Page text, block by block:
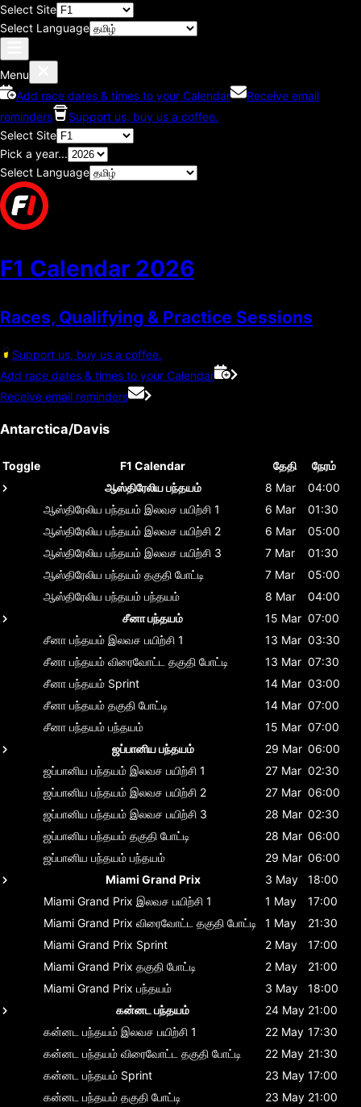
Select Site
Select Language
Menu
Add race dates & times to your Calendar
Receive email
reminders
Support us, buy us a coffee.
Select Site
Pick a year...
Select Language
F1 Calendar 2026
Races, Qualifying & Practice Sessions
Support us, buy us a coffee.
Add race dates & times to your Calendar
Receive email reminders
Antarctica/Davis
Toggle F1 Calendar தேதி
நேரம்
ஆஸ்திரேலிய பந்தயம்
8 Mar
04:00
ஆஸ்திரேலிய பந்தயம் இலவச பயிற்சி 1 6 Mar
01:30
ஆஸ்திரேலிய பந்தயம் இலவச பயிற்சி 2 6 Mar
05:00
ஆஸ்திரேலிய பந்தயம் இலவச பயிற்சி 3 7 Mar
01:30
ஆஸ்திரேலிய பந்தயம் தகுதி போட்டி 7 Mar
05:00
ஆஸ்திரேலிய பந்தயம் பந்தயம் 8 Mar
04:00
சீனா பந்தயம்
15 Mar 07:00
சீனா பந்தயம் இலவச பயிற்சி 1 13 Mar 03:30
சீனா பந்தயம் விரைவோட்ட தகுதி போட்டி 13 Mar 07:30
சீனா பந்தயம் Sprint 14 Mar 03:00
சீனா பந்தயம் தகுதி போட்டி 14 Mar 07:00
சீனா பந்தயம் பந்தயம் 15 Mar 07:00
ஜப்பானிய பந்தயம்
29 Mar 06:00
ஜப்பானிய பந்தயம் இலவச பயிற்சி 1 27 Mar 02:30
ஜப்பானிய பந்தயம் இலவச பயிற்சி 2 27 Mar 06:00
ஜப்பானிய பந்தயம் இலவச பயிற்சி 3 28 Mar 02:30
ஜப்பானிய பந்தயம் தகுதி போட்டி 28 Mar 06:00
ஜப்பானிய பந்தயம் பந்தயம் 29 Mar 06:00
Miami Grand Prix
3 May
18:00
Miami Grand Prix இலவச பயிற்சி 1 1 May
17:00
Miami Grand Prix விரைவோட்ட தகுதி போட்டி 1 May
21:30
Miami Grand Prix Sprint 2 May
17:00
Miami Grand Prix தகுதி போட்டி 2 May
21:00
Miami Grand Prix பந்தயம் 3 May
18:00
கன்னட பந்தயம்
24 May 21:00
கன்னட பந்தயம் இலவச பயிற்சி 1 22 May 17:30
கன்னட பந்தயம் விரைவோட்ட தகுதி போட்டி 22 May 21:30
கன்னட பந்தயம் Sprint 23 May 17:00
கன்னட பந்தயம் தகுதி போட்டி 23 May 21:00